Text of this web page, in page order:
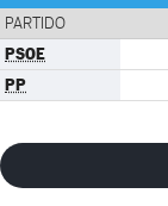
PARTIDO
PSOE
PP